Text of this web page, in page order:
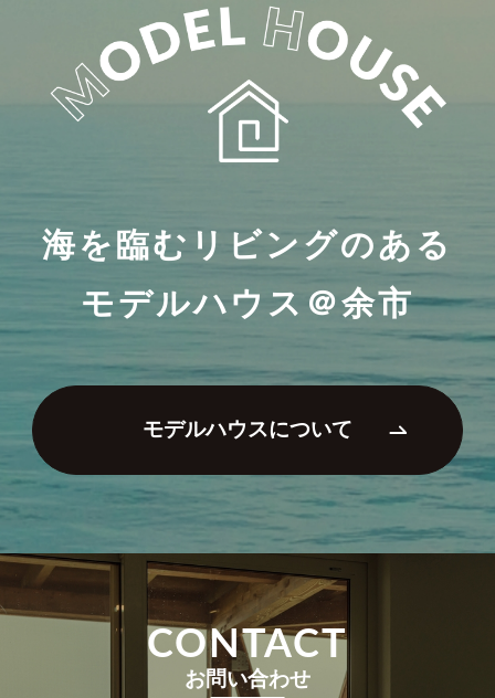
海を臨むリビングのある
モデルハウス＠余市
モデルハウスについて
CONTACT
お問い合わせ